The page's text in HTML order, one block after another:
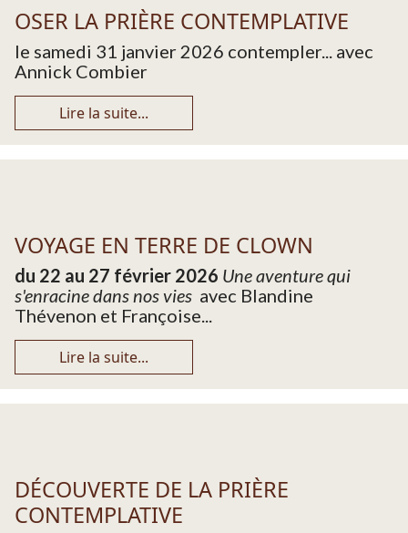
OSER LA PRIÈRE CONTEMPLATIVE
le samedi 31 janvier 2026 contempler... avec
Annick Combier
Lire la suite...
VOYAGE EN TERRE DE CLOWN
du 22 au 27 février 2026 Une aventure qui
s'enracine dans nos vies avec Blandine
Thévenon et Françoise...
Lire la suite...
DÉCOUVERTE DE LA PRIÈRE
CONTEMPLATIVE